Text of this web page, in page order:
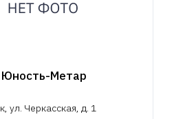
Метар
ул. Черкасская, д. 1